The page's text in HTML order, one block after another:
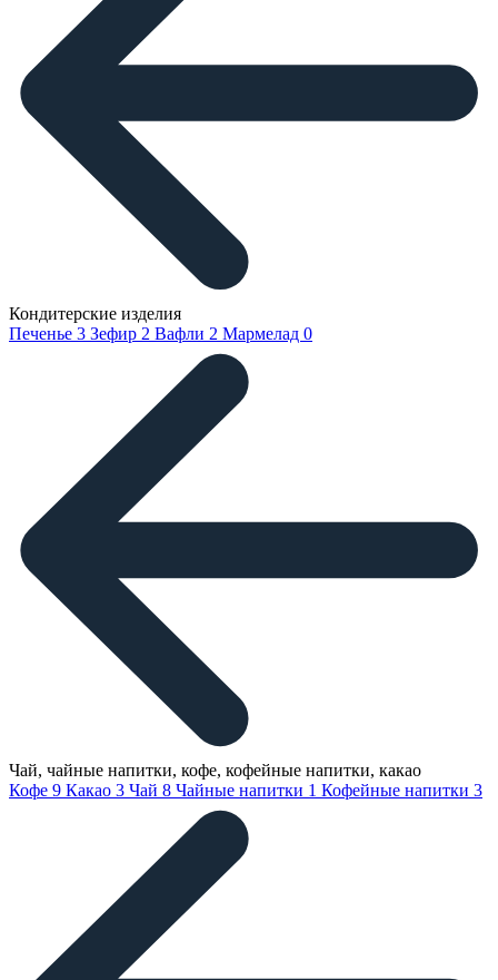
Кондитерские изделия
Печенье 3 Зефир 2 Вафли 2 Мармелад 0
Чай, чайные напитки, кофе, кофейные напитки, какао
Кофе 9 Какао 3 Чай 8 Чайные напитки 1 Кофейные напитки 3